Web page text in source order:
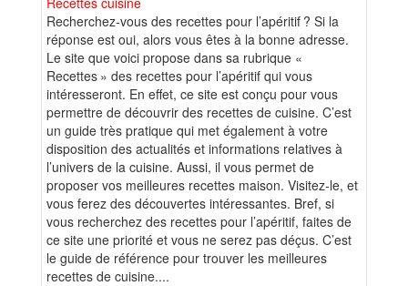
Recherchez-vous des recettes pour l’apéritif ? Si la
réponse est oui, alors vous êtes à la bonne adresse.
Le site que voici propose dans sa rubrique «
Recettes » des recettes pour l’apéritif qui vous
intéresseront. En effet, ce site est conçu pour vous
permettre de découvrir des recettes de cuisine. C’est
un guide très pratique qui met également à votre
disposition des actualités et informations relatives à
l’univers de la cuisine. Aussi, il vous permet de
proposer vos meilleures recettes maison. Visitez-le, et
vous ferez des découvertes intéressantes. Bref, si
vous recherchez des recettes pour l’apéritif, faites de
ce site une priorité et vous ne serez pas déçus. C’est
le guide de référence pour trouver les meilleures
recettes de cuisine....